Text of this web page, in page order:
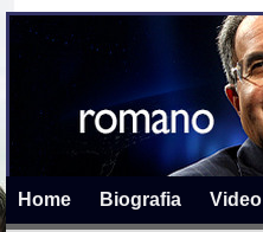
Home Biografia Video